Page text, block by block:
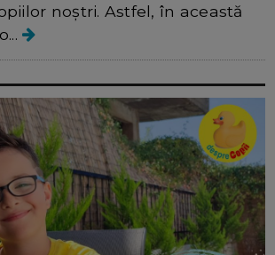
noștri. Astfel, în această